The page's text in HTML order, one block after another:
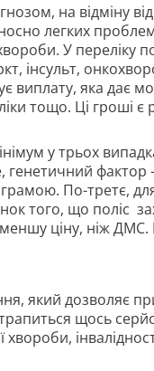
на відміну
легких
У переліку
інсульт,
виплату, яка дає
тощо. Ці гроші
у трьох
генетичний
По-третє,
того, що поліс
ціну, ніж ДМС.
який дозволяє
щось